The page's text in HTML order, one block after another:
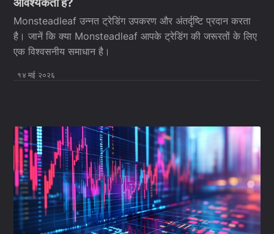
Monsteadleaf उन्नत ट्रेडिंग उपकरण और अंतर्दृष्टि प्रदान करता
है। जानें कि क्या Monsteadleaf आपके ट्रेडिंग की जरूरतों के लिए
एक विश्वसनीय समाधान है।
१४ मई २०२६